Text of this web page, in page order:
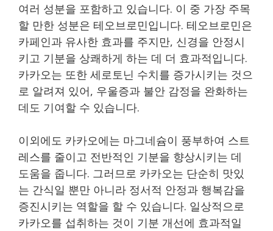
여러 성분을 포함하고 있습니다. 이 중 가장 주목
할 만한 성분은 테오브로민입니다. 테오브로민은
카페인과 유사한 효과를 주지만, 신경을 안정시
키고 기분을 상쾌하게 하는 데 더 효과적입니다.
카카오는 또한 세로토닌 수치를 증가시키는 것으
로 알려져 있어, 우울증과 불안 감정을 완화하는
데도 기여할 수 있습니다.
이외에도 카카오에는 마그네슘이 풍부하여 스트
레스를 줄이고 전반적인 기분을 향상시키는 데
도움을 줍니다. 그러므로 카카오는 단순히 맛있
는 간식일 뿐만 아니라 정서적 안정과 행복감을
증진시키는 역할을 할 수 있습니다. 일상적으로
카카오를 섭취하는 것이 기분 개선에 효과적일